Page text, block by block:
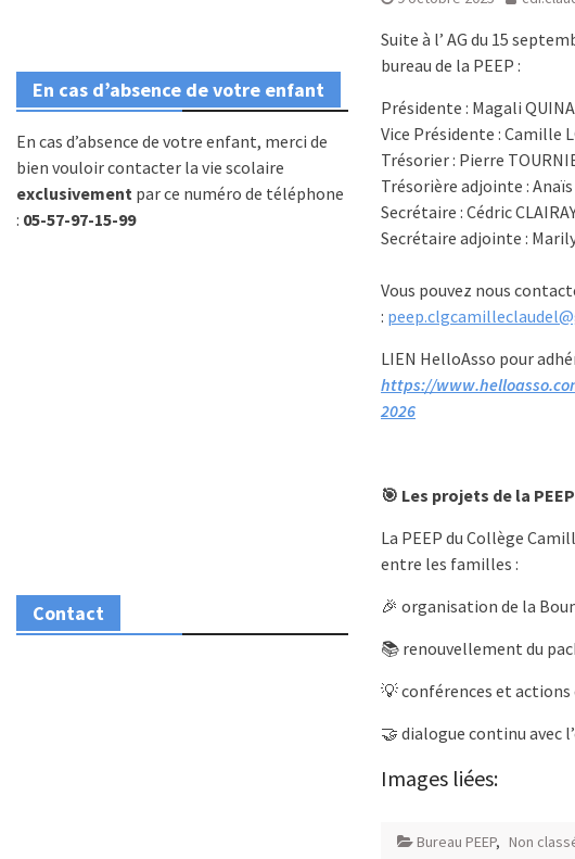
Suite à l’ AG du 15
bureau de la PEEP :
Présidente : Magali
Vice Présidente : Camille
Trésorier : Pierre
Trésorière adjointe : Anaïs
Secrétaire : Cédric
Secrétaire adjointe :
Vous pouvez nous
:
LIEN HelloAsso pour
https://
2026
🎯 Les projets de la
La PEEP du Collège
entre les familles :
🎉 organisation de la
📚 renouvellement du
💡 conférences et
🤝 dialogue continu avec
Images liées:
Bureau PEEP, Non
En cas d’absence de votre enfant
En cas d’absence de votre enfant, merci de
bien vouloir contacter la vie scolaire
exclusivement par ce numéro de téléphone
: 05-57-97-15-99
Contact